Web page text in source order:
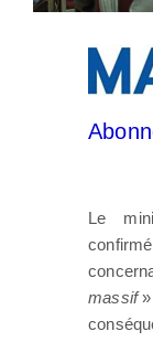
Le
massif»